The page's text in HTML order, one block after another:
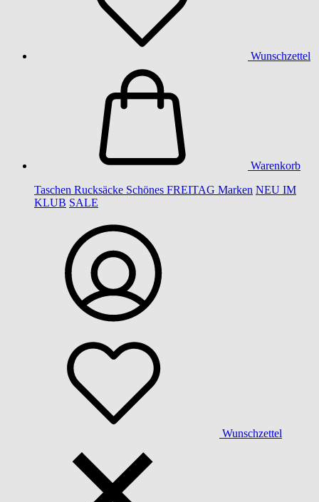
Wunschzettel
Warenkorb
Taschen Rucksäcke Schönes FREITAG Marken NEU IM
KLUB SALE
Wunschzettel